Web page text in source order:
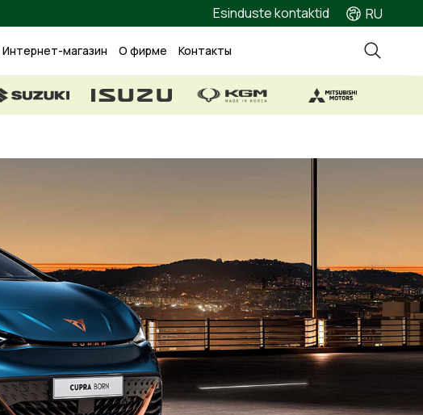
Esinduste kontaktid RU
Интернет-магазин О фирме Контакты